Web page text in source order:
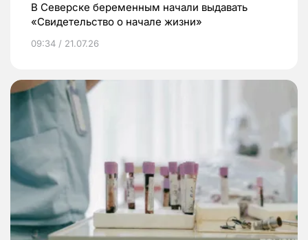
В Северске беременным начали выдавать
«Свидетельство о начале жизни»
09:34 / 21.07.26